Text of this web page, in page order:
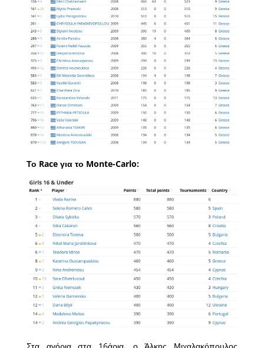
Το Race για το Monte-Carlo:
Στα αγόρια στα 16άρια, ο Άλκης Μιχαλακόπουλος